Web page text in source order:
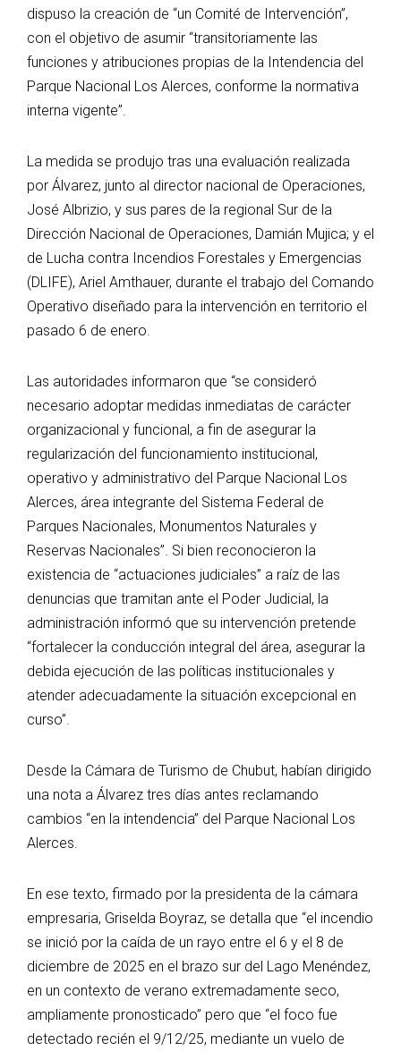
dispuso la creación de “un Comité de Intervención”,
con el objetivo de asumir “transitoriamente las
funciones y atribuciones propias de la Intendencia del
Parque Nacional Los Alerces, conforme la normativa
interna vigente”.
La medida se produjo tras una evaluación realizada
por Álvarez, junto al director nacional de Operaciones,
José Albrizio, y sus pares de la regional Sur de la
Dirección Nacional de Operaciones, Damián Mujica; y el
de Lucha contra Incendios Forestales y Emergencias
(DLIFE), Ariel Amthauer, durante el trabajo del Comando
Operativo diseñado para la intervención en territorio el
pasado 6 de enero.
Las autoridades informaron que “se consideró
necesario adoptar medidas inmediatas de carácter
organizacional y funcional, a fin de asegurar la
regularización del funcionamiento institucional,
operativo y administrativo del Parque Nacional Los
Alerces, área integrante del Sistema Federal de
Parques Nacionales, Monumentos Naturales y
Reservas Nacionales”. Si bien reconocieron la
existencia de “actuaciones judiciales” a raíz de las
denuncias que tramitan ante el Poder Judicial, la
administración informó que su intervención pretende
“fortalecer la conducción integral del área, asegurar la
debida ejecución de las políticas institucionales y
atender adecuadamente la situación excepcional en
curso”.
Desde la Cámara de Turismo de Chubut, habían dirigido
una nota a Álvarez tres días antes reclamando
cambios “en la intendencia” del Parque Nacional Los
Alerces.
En ese texto, firmado por la presidenta de la cámara
empresaria, Griselda Boyraz, se detalla que “el incendio
se inició por la caída de un rayo entre el 6 y el 8 de
diciembre de 2025 en el brazo sur del Lago Menéndez,
en un contexto de verano extremadamente seco,
ampliamente pronosticado” pero que “el foco fue
detectado recién el 9/12/25, mediante un vuelo de